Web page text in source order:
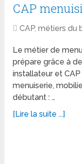
CAP
CAP,métiers du
Le métier de
prépare grâce à
installateur et
menuiserie,
débutant : …
[Lire la suite ...]